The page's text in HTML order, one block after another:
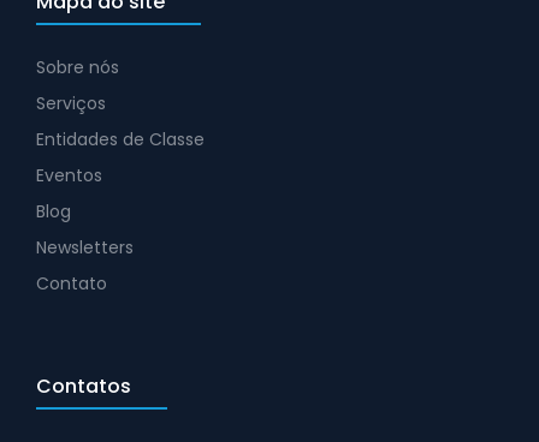
Sobre nós
Serviços
Entidades de Classe
Eventos
Blog
Newsletters
Contato
Contatos